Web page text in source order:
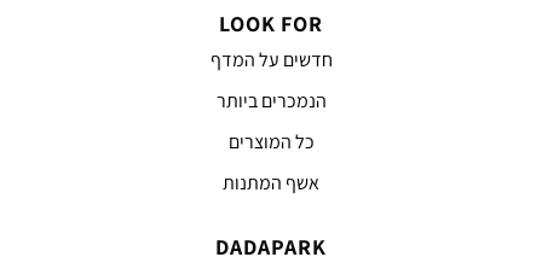
LOOK FOR
חדשים על המדף
הנמכרים ביותר
כל המוצרים
אשף המתנות
DADAPARK